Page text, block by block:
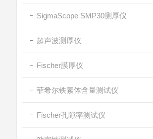
SigmaScope SMP30测厚仪
超声波测厚仪
Fischer膜厚仪
菲希尔铁素体含量测试仪
Fischer孔隙率测试仪